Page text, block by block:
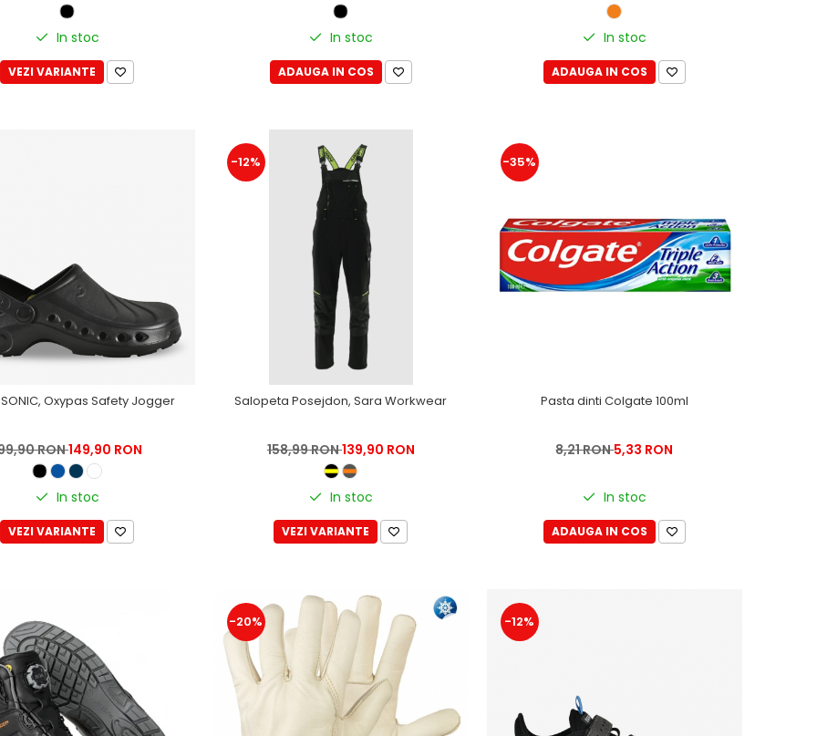
In stoc
VEZI VARIANTE
In stoc
ADAUGA IN COS
In stoc
ADAUGA IN COS
Oxypas Safety Jogger
RON149,90 RON
In stoc
VEZI VARIANTE
-12%
Salopeta Posejdon, Sara Workwear
158,99 RON139,90 RON
In stoc
VEZI VARIANTE
-35%
Pasta dinti Colgate 100ml
8,21 RON5,33 RON
In stoc
ADAUGA IN COS
-20% -12%